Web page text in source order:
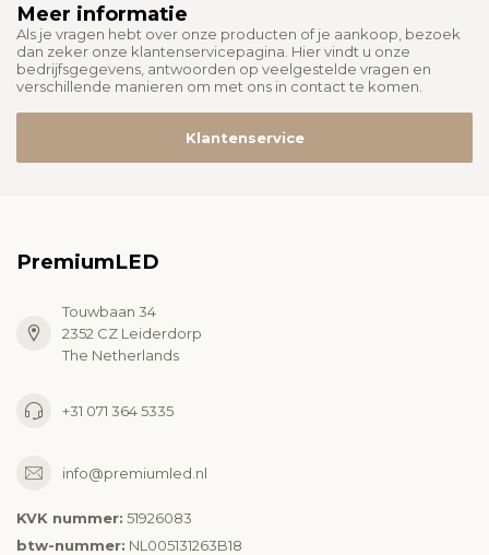
Meer informatie
Als je vragen hebt over onze producten of je aankoop, bezoek
dan zeker onze klantenservicepagina. Hier vindt u onze
bedrijfsgegevens, antwoorden op veelgestelde vragen en
verschillende manieren om met ons in contact te komen.
Klantenservice
PremiumLED
Touwbaan 34
2352 CZ Leiderdorp
The Netherlands
+31 071 364 5335
info@premiumled.nl
KVK nummer: 51926083
btw-nummer: NL005131263B18